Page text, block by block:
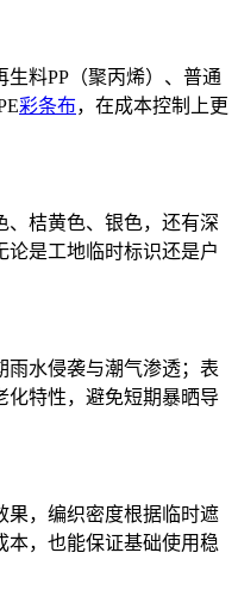
料PP（聚丙烯）、普通
彩条布，在成本控制上更
、桔黄色、银色，还有深
是工地临时标识还是户
雨水侵袭与潮气渗透；表
化特性，避免短期暴晒导
果，编织密度根据临时遮
本，也能保证基础使用稳